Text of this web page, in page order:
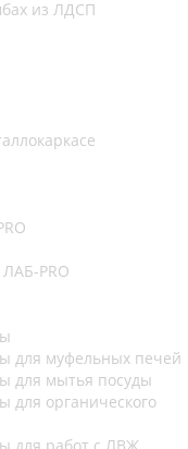
из ЛДСП
PRO
для муфельных печей
для мытья посуды
органического